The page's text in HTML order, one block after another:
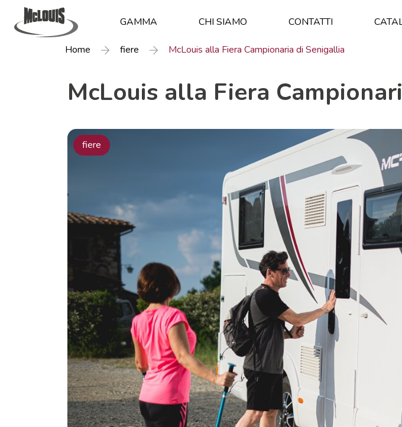
GAMMA CHI SIAMO CONTATTI
Home fiere McLouis alla Fiera Campionaria di Senigallia
McLouis alla Fiera
fiere